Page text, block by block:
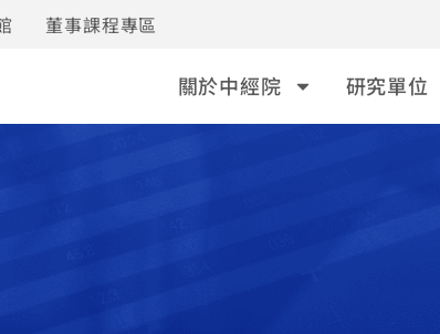
董事課程專區
關於中經院 研究單位